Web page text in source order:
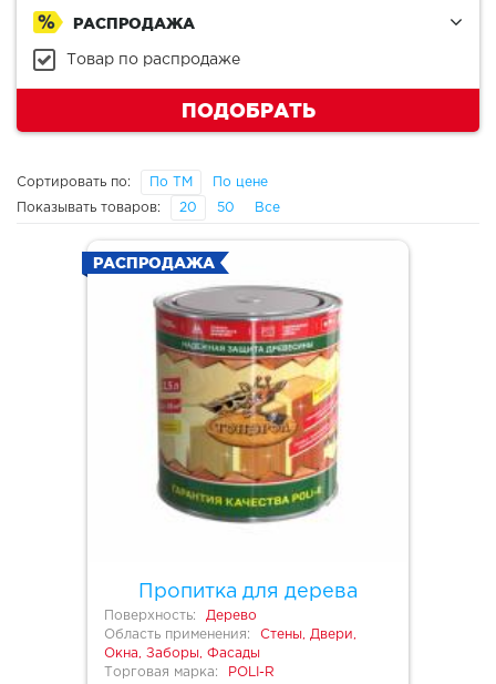
РАСПРОДАЖА
Товар по распродаже
ПОДОБРАТЬ
Сортировать по: По ТМ По цене
Показывать товаров: 20 50 Все
Пропитка для дерева
РАСПРОДАЖА
Поверхность:
Дерево
Область применения:
Стены, Двери,
Окна, Заборы, Фасады
Торговая марка:
POLI-R